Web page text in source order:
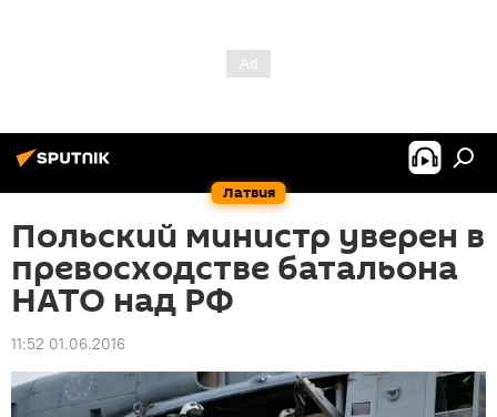
Латвия
Польский министр уверен в
превосходстве батальона
НАТО над РФ
11:52 01.06.2016